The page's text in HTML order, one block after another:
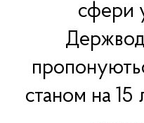
сфери
станом на